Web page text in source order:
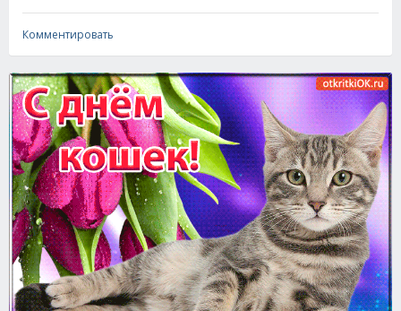
Комментировать